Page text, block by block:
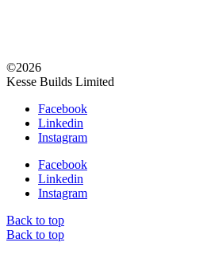
©2026
Kesse Builds Limited
Facebook
Linkedin
Instagram
Facebook
Linkedin
Instagram
Back to top
Back to top